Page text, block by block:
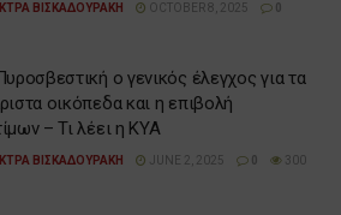
ΒΙΣΚΑΔΟΥΡΑΚΗ OCTOBER 8, 2025
ο γενικός έλεγχος για τα
οικόπεδα και η επιβολή
– Τι λέει η ΚΥΑ
ΒΙΣΚΑΔΟΥΡΑΚΗ JUNE 2, 2025 300